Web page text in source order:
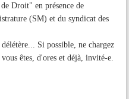
Droit" en présence de
(SM) et du syndicat des
Si possible, ne chargez
êtes, d'ores et déjà, invité-e.